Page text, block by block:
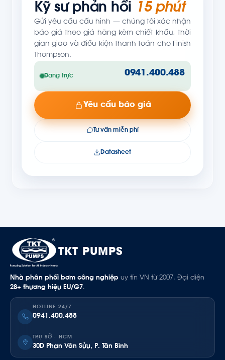
Kỹ sư phản hồi 15 phút
Gửi yêu cầu cấu hình — chúng tôi xác nhận
báo giá theo giá hãng kèm chiết khấu, thời
gian giao và điều kiện thanh toán cho Finish
Thompson.
Đang trực 0941.400.488
Yêu cầu báo giá
Tư vấn miễn phí
Datasheet
TKT PUMPS
Nhà phân phối bơm công nghiệp uy tín VN từ 2007. Đại diện
28+ thương hiệu EU/G7.
HOTLINE 24/7
0941.400.488
TRỤ SỞ · HCM
30D Phan Văn Sửu, P. Tân Bình